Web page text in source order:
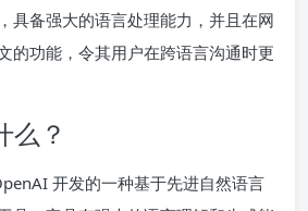
具备强大的语言处理能力，并且在网
的功能，令其用户在跨语言沟通时更
么？
开发的一种基于先进自然语言